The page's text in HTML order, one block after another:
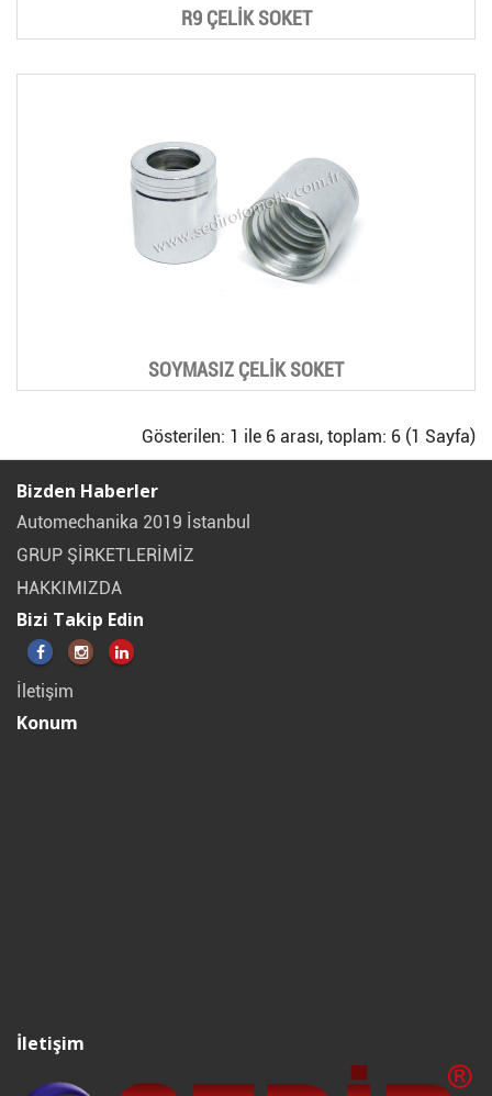
R9 ÇELİK SOKET
SOYMASIZ ÇELİK SOKET
Gösterilen: 1 ile 6 arası, toplam: 6 (1 Sayfa)
Bizden Haberler
Automechanika 2019 İstanbul
GRUP ŞİRKETLERİMİZ
HAKKIMIZDA
Bizi Takip Edin
İletişim
Konum
İletişim